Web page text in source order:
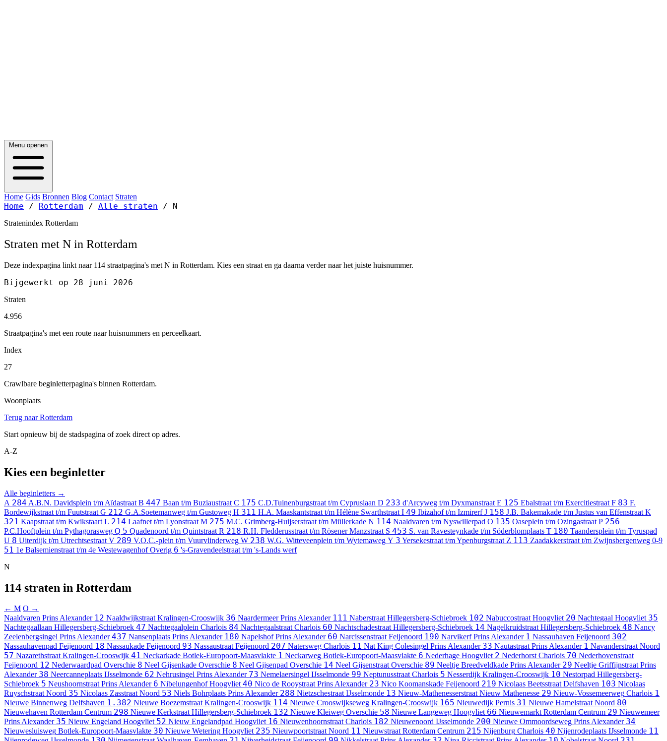
Menu openen
Home Gids Bronnen Blog Contact Straten
Home / Rotterdam / Alle straten / N
Stratenindex Rotterdam
Straten met N in Rotterdam
Deze indexpagina linkt naar 114 straatpagina's met N in Rotterdam. Kies een straat en ga daarna verder naar het juiste huisnummer.
Bijgewerkt op 28 juni 2026
Straten
4.956
Straatpagina's met een route naar huisnummers en perceelkaart.
Index
27
Crawlbare beginletterpagina's binnen Rotterdam.
Woonplaats
Terug naar Rotterdam
Start opnieuw bij de stadspagina of zoek direct op adres.
A-Z
Kies een beginletter
Alle beginletters →
A 284 A.B.N. Davidsplein t/m Aïdastraat B 447 Baan t/m Buziaustraat C 175 C.D.Tuinenburgstraat t/m Cypruslaan D 233 d'Arcyweg t/m Dyxmanstraat E 125 Ebalstraat t/m Exercitiestraat F 83 F.
Bordewijkstraat t/m Fuutstraat G 212 G.A.Soetemanweg t/m Gustoweg H 311 H.A. Maaskantstraat t/m Hélène Swarthstraat I 49 Ibizahof t/m IzmirerfJ 158 J.B. Bakemakade t/m Justus van Effenstraat K
321 Kaapstraat t/m Kwikstaart L 214 Laafnet t/m Lyonstraat M 275 M.C. Grimberg-Huijserstraat t/m Müllerkade N 114 Naaldvaren t/m Nyswillerpad O 135 Oaseplein t/m Ozingastraat P 256
P.C.Hooftplein t/m Pythagorasweg Q 5 Quadenoord t/m Quintstraat R 218 R.H. Fledderusstraat t/m Rösener Manzstraat S 453 S. van Ravesteynkade t/m Söderblomplaats T 180 Taandersplein t/m Tyruspad
U 8 Uiterdijk t/m Utrechtsestraat V 289 V.O.C.-plein t/m Vuurvlinderweg W 238 W.G. Witteveenplein t/m Wytemaweg Y 3 Yersekestraat t/m Ypenburgstraat Z 113 Zaadakkerstraat t/m Zwijnsbergenweg 0-9
51 1e Balsemienstraat t/m 4e WestewagenhofOverig 6 's-Gravendeelstraat t/m 's-Lands werf
N
114 straten in Rotterdam
← M O →
Naaldvaren Prins Alexander 12 Naaldwijkstraat Kralingen-Crooswijk 36 Naardermeer Prins Alexander 111 Naberstraat Hillegersberg-Schiebroek 102 Nabuccostraat Hoogvliet 20 Nachtegaal Hoogvliet 35
Nachtegaallaan Hillegersberg-Schiebroek 47 Nachtegaalplein Charlois 84 Nachtegaalstraat Charlois 60 Nachtschadestraat Hillegersberg-Schiebroek 14 Nagelkruidstraat Hillegersberg-Schiebroek 48 Nancy
Zeelenbergsingel Prins Alexander 437 Nansenplaats Prins Alexander 180 Napelshof Prins Alexander 60 Narcissenstraat Feijenoord 190 Narvikerf Prins Alexander 1 Nassauhaven Feijenoord 302
Nassauhavenpad Feijenoord 18 Nassaukade Feijenoord 93 Nassaustraat Feijenoord 207 Natersweg Charlois 11 Nat King Colesingel Prins Alexander 33 Nautastraat Prins Alexander 1 Navanderstraat Noord
57 Nazarethstraat Kralingen-Crooswijk 41 Neckarkade Botlek-Europoort-Maasvlakte 1 Neckarweg Botlek-Europoort-Maasvlakte 6 Nederhage Hoogvliet 2 Nederhorst Charlois 70 Nederhovenstraat
Feijenoord 12 Nederwaardpad Overschie 8 Neel Gijsenkade Overschie 8 Neel Gijsenpad Overschie 14 Neel Gijsenstraat Overschie 89 Neeltje Breedveldkade Prins Alexander 29 Neeltje Griffijnstraat Prins
Alexander 38 Neercanneplaats IJsselmonde 62 Nehrusingel Prins Alexander 73 Nemelaersingel IJsselmonde 99 Neptunusstraat Charlois 5 Nesserdijk Kralingen-Crooswijk 10 Nestorpad Hillegersberg-
Schiebroek 5 Neushoornstraat Prins Alexander 6 Nibelungenhof Hoogvliet 40 Nico de Rooystraat Prins Alexander 23 Nico Koomanskade Feijenoord 219 Nicolaas Beetsstraat Delfshaven 103 Nicolaas
Ruyschstraat Noord 35 Nicolaas Zasstraat Noord 53 Niels Bohrplaats Prins Alexander 288 Nietzschestraat IJsselmonde 13 Nieuw-Mathenesserstraat Nieuw Mathenesse 29 Nieuw-Vossemeerweg Charlois 1
Nieuwe Binnenweg Delfshaven 1.382 Nieuwe Boezemstraat Kralingen-Crooswijk 114 Nieuwe Crooswijkseweg Kralingen-Crooswijk 165 Nieuwedijk Pernis 31 Nieuwe Hamelstraat Noord 80
Nieuwehaven Rotterdam Centrum 298 Nieuwe Kerkstraat Hillegersberg-Schiebroek 132 Nieuwe Kleiweg Overschie 58 Nieuwe Langeweg Hoogvliet 66 Nieuwemarkt Rotterdam Centrum 29 Nieuwemeer
Prins Alexander 35 Nieuw Engeland Hoogvliet 52 Nieuw Engelandpad Hoogvliet 16 Nieuwenhoornstraat Charlois 182 Nieuwenoord IJsselmonde 200 Nieuwe Ommoordseweg Prins Alexander 34
Nieuwesluisweg Botlek-Europoort-Maasvlakte 30 Nieuwe Wetering Hoogvliet 235 Nieuwpoortstraat Noord 11 Nieuwstraat Rotterdam Centrum 215 Nijenburg Charlois 40 Nijenrodeplaats IJsselmonde 11